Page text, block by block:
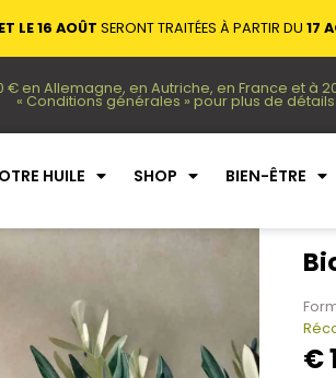
LE 16 AOÛT SERONT TRAITÉES À PARTIR DU 17
en Allemagne, en Autriche, en France et
« Conditions générales » pour plus de détails.
HUILE SHOP BIEN-ÊTRE
€